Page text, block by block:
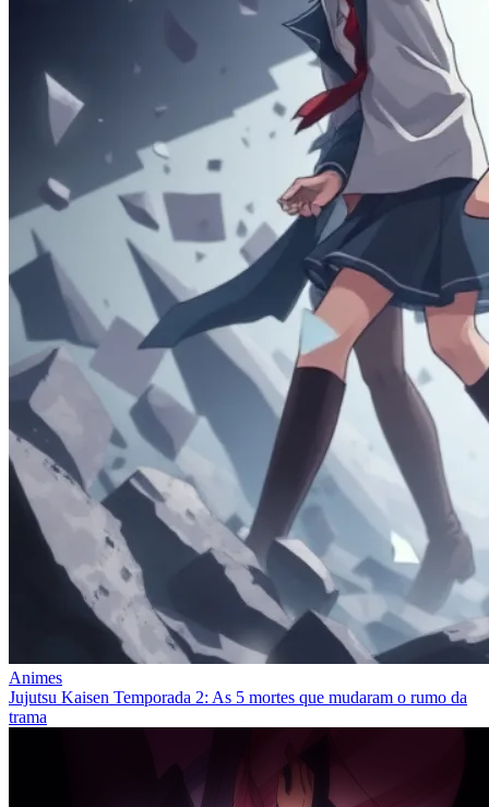
Animes
Jujutsu Kaisen Temporada 2: As 5 mortes que mudaram o rumo da
trama